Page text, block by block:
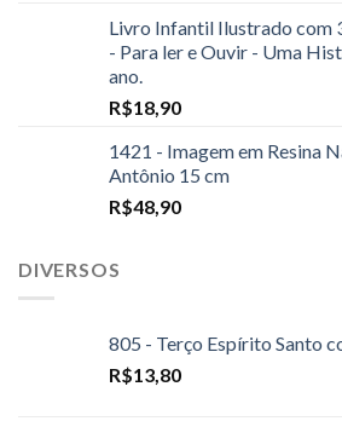
Livro Infantil Ilustrado com
- Para ler e Ouvir - Uma
ano.
R$18,90
1421 - Imagem em Resina
Antônio 15 cm
R$48,90
DIVERSOS
805 - Terço Espírito Santo
R$13,80